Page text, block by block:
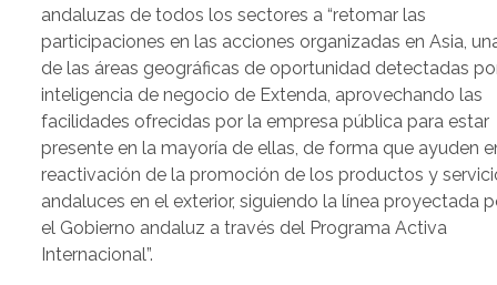
andaluzas de todos los sectores a “retomar las
participaciones en las acciones organizadas en Asia,
de las áreas geográficas de oportunidad detectadas
inteligencia de negocio de Extenda, aprovechando las
facilidades ofrecidas por la empresa pública para estar
presente en la mayoría de ellas, de forma que ayuden
reactivación de la promoción de los productos y
andaluces en el exterior, siguiendo la línea proyectada
el Gobierno andaluz a través del Programa Activa
Internacional”.